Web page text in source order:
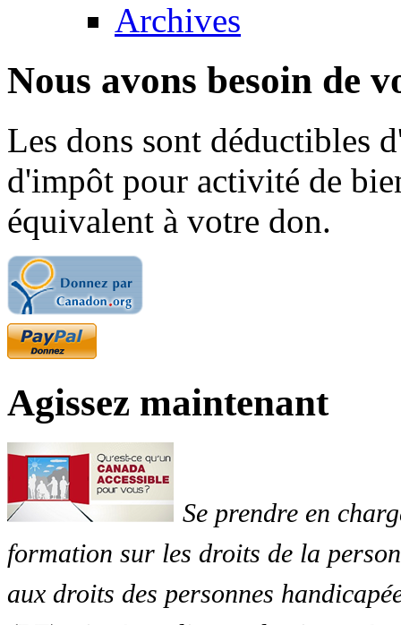
Archives
Nous avons besoin de
Les dons sont déductibles
d'impôt pour activité de
équivalent à votre don.
Agissez maintenant
Se prendre en
formation sur les droits de la
aux droits des personnes